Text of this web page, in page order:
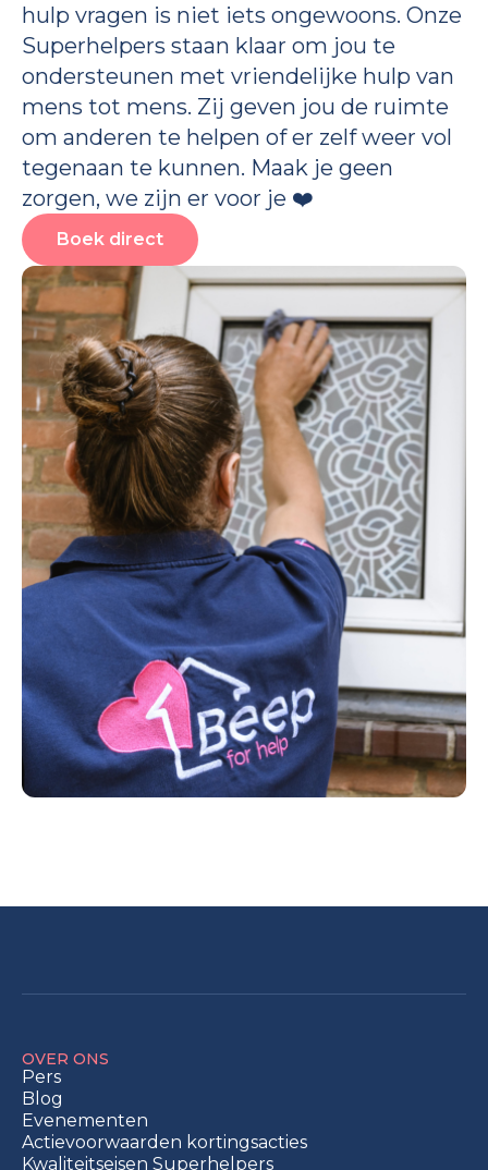
hulp vragen is niet iets ongewoons. Onze
Superhelpers staan klaar om jou te
ondersteunen met vriendelijke hulp van
mens tot mens. Zij geven jou de ruimte
om anderen te helpen of er zelf weer vol
tegenaan te kunnen. Maak je geen
zorgen, we zijn er voor je ❤️
Boek direct
OVER ONS
Pers
Blog
Evenementen
Actievoorwaarden kortingsacties
Kwaliteitseisen Superhelpers